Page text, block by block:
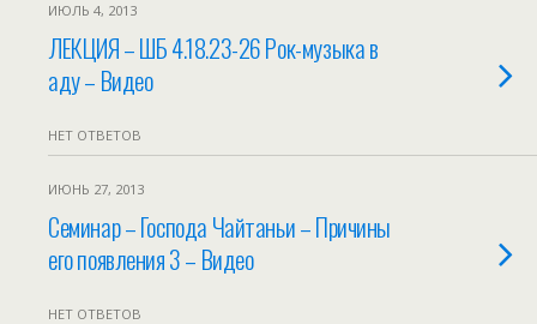
ИЮЛЬ 4, 2013
ЛЕКЦИЯ – ШБ 4.18.23-26 Рок-музыка в
аду – Видео
НЕТ ОТВЕТОВ
ИЮНЬ 27, 2013
Семинар – Господа Чайтаньи – Причины
его появления 3 – Видео
НЕТ ОТВЕТОВ